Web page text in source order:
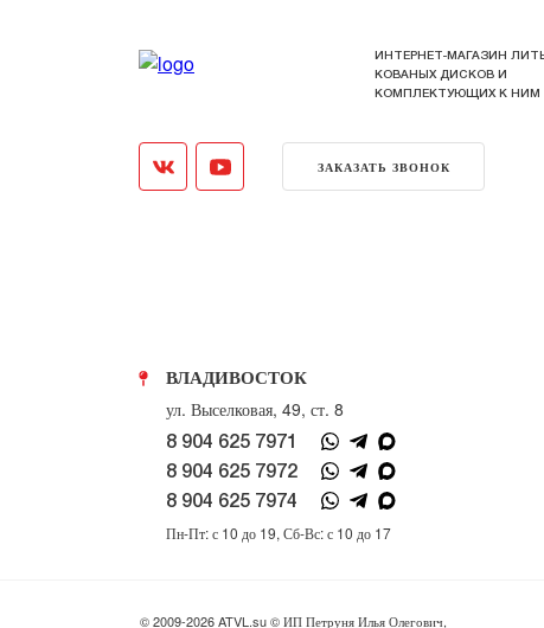
ИНТЕРНЕТ-МАГАЗИН
КОВАНЫХ ДИСКОВ И
КОМПЛЕКТУЮЩИХ К НИМ
ЗАКАЗАТЬ ЗВОНОК
ВЛАДИВОСТОК
ул. Выселковая, 49, ст. 8
8 904 625 7971
8 904 625 7972
8 904 625 7974
Пн-Пт: с 10 до 19, Сб-Вс: с 10 до 17
© 2009-2026 ATVL.su © ИП Петруня Илья Олегович,